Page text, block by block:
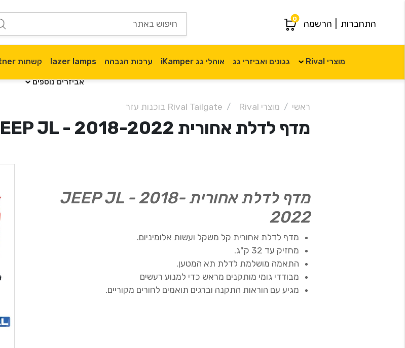
התחברות הרשמה 0
מוצרי Rival גגונים ואביזרי גג אוהלי גג iKamper ערכות הגבהה lazer lamps קשתות Leitner
אביזרים נוספים
ראשי מוצרי Rival Rival Tailgate בוכנות עזר
מדף לדלת אחורית JEEP JL - 2018-2022
מדף לדלת אחורית JEEP JL - 2018-
2022
מדף לדלת אחורית קל משקל ועשות אלומיניום.
מחזיק עד 32 ק"ג.
התאמה מושלמת לדלת תא המטען.
מבודדי גומי מותקנים מראש כדי למנוע רעשים
מגיע עם הוראות התקנה וברגים תואמים לחורים מקוריים.